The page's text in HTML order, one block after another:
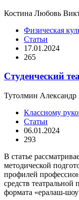
Костина Любовь
Физическая
Статьи
17.01.2024
265
Студенческий
Тутолмин Александр
Классному
Статьи
06.01.2024
293
В статье
методической
профилей
средств театральной
формата «ералаш-